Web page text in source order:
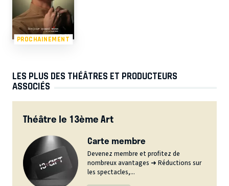
PROCHAINEMENT
LES PLUS DES THÉÂTRES ET PRODUCTEURS
ASSOCIÉS
Théâtre le 13ème Art
Carte membre
Devenez membre et profitez de
nombreux avantages ➜ Réductions sur
les spectacles,...